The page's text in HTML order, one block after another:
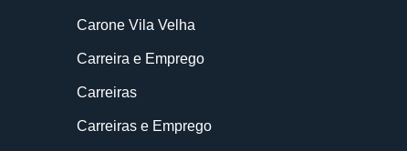
Carone Vila Velha
Carreira e Emprego
Carreiras
Carreiras e Emprego